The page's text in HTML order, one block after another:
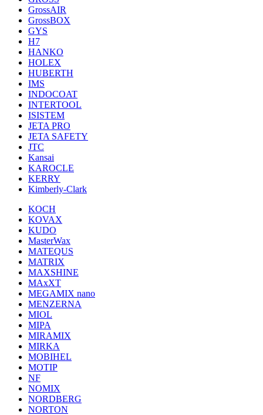
GrossAIR
GrossBOX
GYS
H7
HANKO
HOLEX
HUBERTH
IMS
INDOCOAT
INTERTOOL
ISISTEM
JETA PRO
JETA SAFETY
JTC
Kansai
KAROCLE
KERRY
Kimberly-Clark
KOCH
KOVAX
KUDO
MasterWax
MATEQUS
MATRIX
MAXSHINE
MAxXT
MEGAMIX nano
MENZERNA
MIOL
MIPA
MIRAMIX
MIRKA
MOBIHEL
MOTIP
NF
NOMIX
NORDBERG
NORTON